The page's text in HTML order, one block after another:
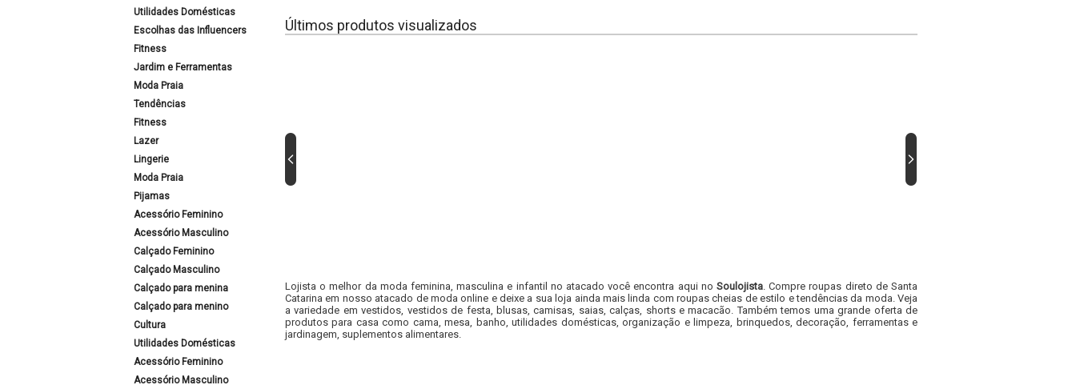
Utilidades Domésticas
Escolhas das Influencers
Fitness
Jardim e Ferramentas
Moda Praia
Tendências
Fitness
Lazer
Lingerie
Moda Praia
Pijamas
Acessório Feminino
Acessório Masculino
Calçado Feminino
Calçado Masculino
Calçado para menina
Calçado para menino
Cultura
Utilidades Domésticas
Acessório Feminino
Acessório Masculino
Últimos produtos visualizados
Lojista o melhor da moda feminina, masculina e infantil no atacado você encontra aqui no Soulojista. Compre roupas direto de Santa
Catarina em nosso atacado de moda online e deixe a sua loja ainda mais linda com roupas cheias de estilo e tendências da moda. Veja
a variedade em vestidos, vestidos de festa, blusas, camisas, saias, calças, shorts e macacão. Também temos uma grande oferta de
produtos para casa como cama, mesa, banho, utilidades domésticas, organização e limpeza, brinquedos, decoração, ferramentas e
jardinagem, suplementos alimentares.